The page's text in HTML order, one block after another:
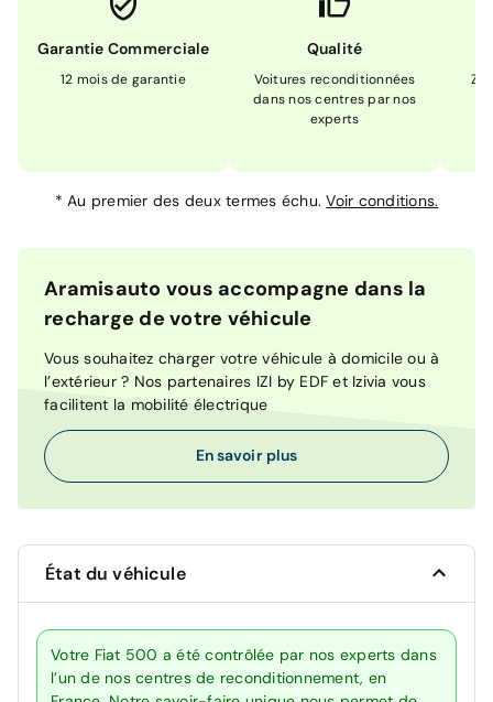
Garantie Commerciale
12 mois de garantie
Qualité
Voitures reconditionnées
dans nos centres par nos
experts
*Au premier des deux termes échu.Voir conditions.
Aramisauto vous accompagne dans la
recharge de votre véhicule
Vous souhaitez charger votre véhicule à domicile ou à
l’extérieur ? Nos partenaires IZI by EDF et Izivia vous
facilitent la mobilité électrique
En savoir plus
État du véhicule
Votre Fiat 500 a été contrôlée par nos experts dans
l’un de nos centres de reconditionnement, en